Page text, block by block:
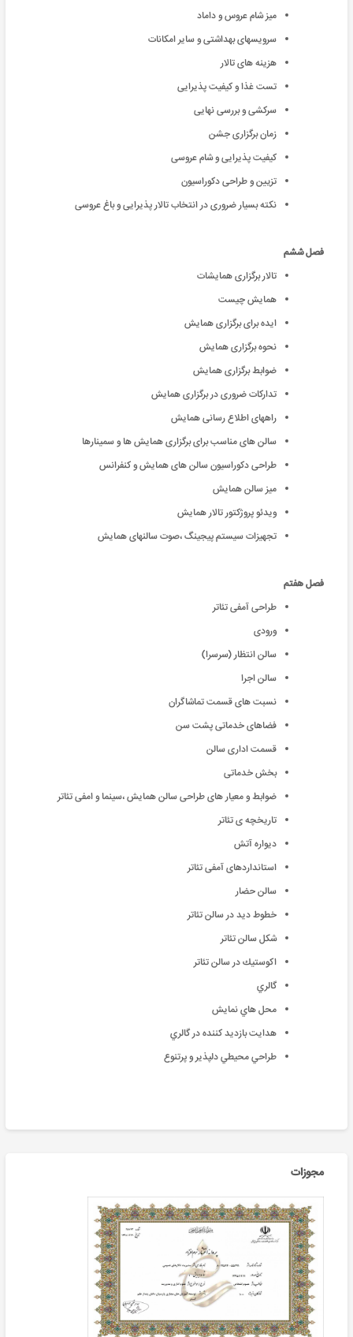
میز شام عروس و داماد
سرویسهای بهداشتی و سایر امکانات
هزینه های تالار
تست غذا و کیفیت پذیرایی
سرکشی و بررسی نهایی
زمان برگزاری جشن
کیفیت پذیرایی و شام عروسی
تزیین و طراحی دکوراسیون
نکته بسیار ضروری در انتخاب تالار پذیرایی و باغ عروسی
فصل ششم
تالار برگزاری همایشات
همایش چیست
ایده برای برگزاری همایش
نحوه برگزاری همایش
ضوابط برگزاری همایش
تدارکات ضروری در برگزاری همایش
راههای اطلاع رسانی همایش
سالن های مناسب برای برگزاری همایش ها و سمینارها
طراحی دکوراسیون سالن های همایش و کنفرانس
میز سالن همایش
ویدئو پروژکتور تالار همایش
تجهیزات سیستم پیجینگ ،صوت سالنهای همایش
فصل هفتم
طراحی آمفی تئاتر
ورودی
سالن انتظار (سرسرا)
سالن اجرا
نسبت های قسمت تماشاگران
فضاهای خدماتی پشت سن
قسمت اداری سالن
بخش خدماتی
ضوابط و معیار های طراحی سالن همایش ،سینما و امفی تئاتر
تاریخچه ی تئاتر
دیواره آتش
استانداردهای آمفی تئاتر
سالن حضار
خطوط ديد در سالن تئاتر
شكل سالن تئاتر
اكوستيك در سالن تئاتر
گالري
محل هاي نمايش
هدايت بازديد كننده در گالري
طراحي محيطي دلپذير و پرتنوع
مجوزات